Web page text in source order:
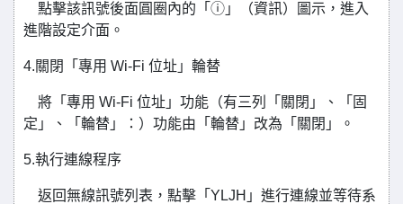
點擊該訊號後面圓圈內的「ⓘ」（資訊）圖示，進入
進階設定介面。
4.關閉「專用 Wi-Fi 位址」輪替
將「專用 Wi-Fi 位址」功能（有三列「關閉」、「固
定」、「輪替」：）功能由「輪替」改為「關閉」。
5.執行連線程序
返回無線訊號列表，點擊「YLJH」進行連線並等待系